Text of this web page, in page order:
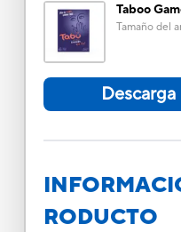
Taboo
Tamaño del
Descarga
RODUCTO